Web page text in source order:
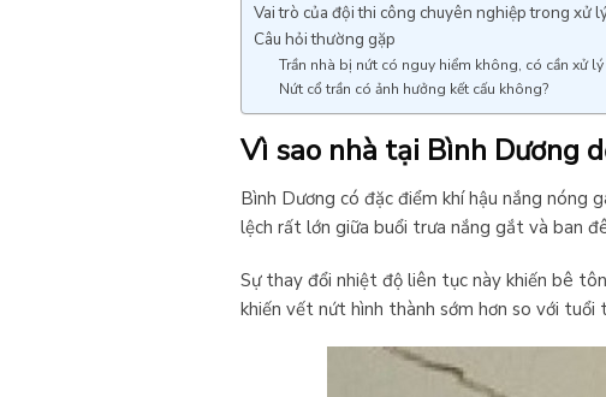
Vai trò của đội thi công chuyên nghiệp trong xử
Câu hỏi thường gặp
Trần nhà bị nứt có nguy hiểm không, có cần xử
Nứt cổ trần có ảnh hưởng kết cấu không?
Vì sao nhà tại Bình Dương
Bình Dương có đặc điểm khí hậu nắng
lệch rất lớn giữa buổi trưa nắng gắt và ban
Sự thay đổi nhiệt độ liên tục này khiến bê
khiến vết nứt hình thành sớm hơn so với tuổi